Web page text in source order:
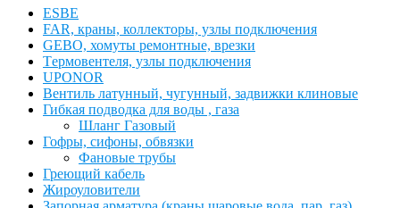
ESBЕ
FAR, краны, коллекторы, узлы подключения
GEBO, хомуты ремонтные, врезки
Tермовентеля, узлы подключения
UPONOR
Вентиль латунный, чугунный, задвижки клиновые
Гибкая подводка для воды , газа
Шланг Газовый
Гофры, сифоны, обвязки
Фановые трубы
Греющий кабель
Жироуловители